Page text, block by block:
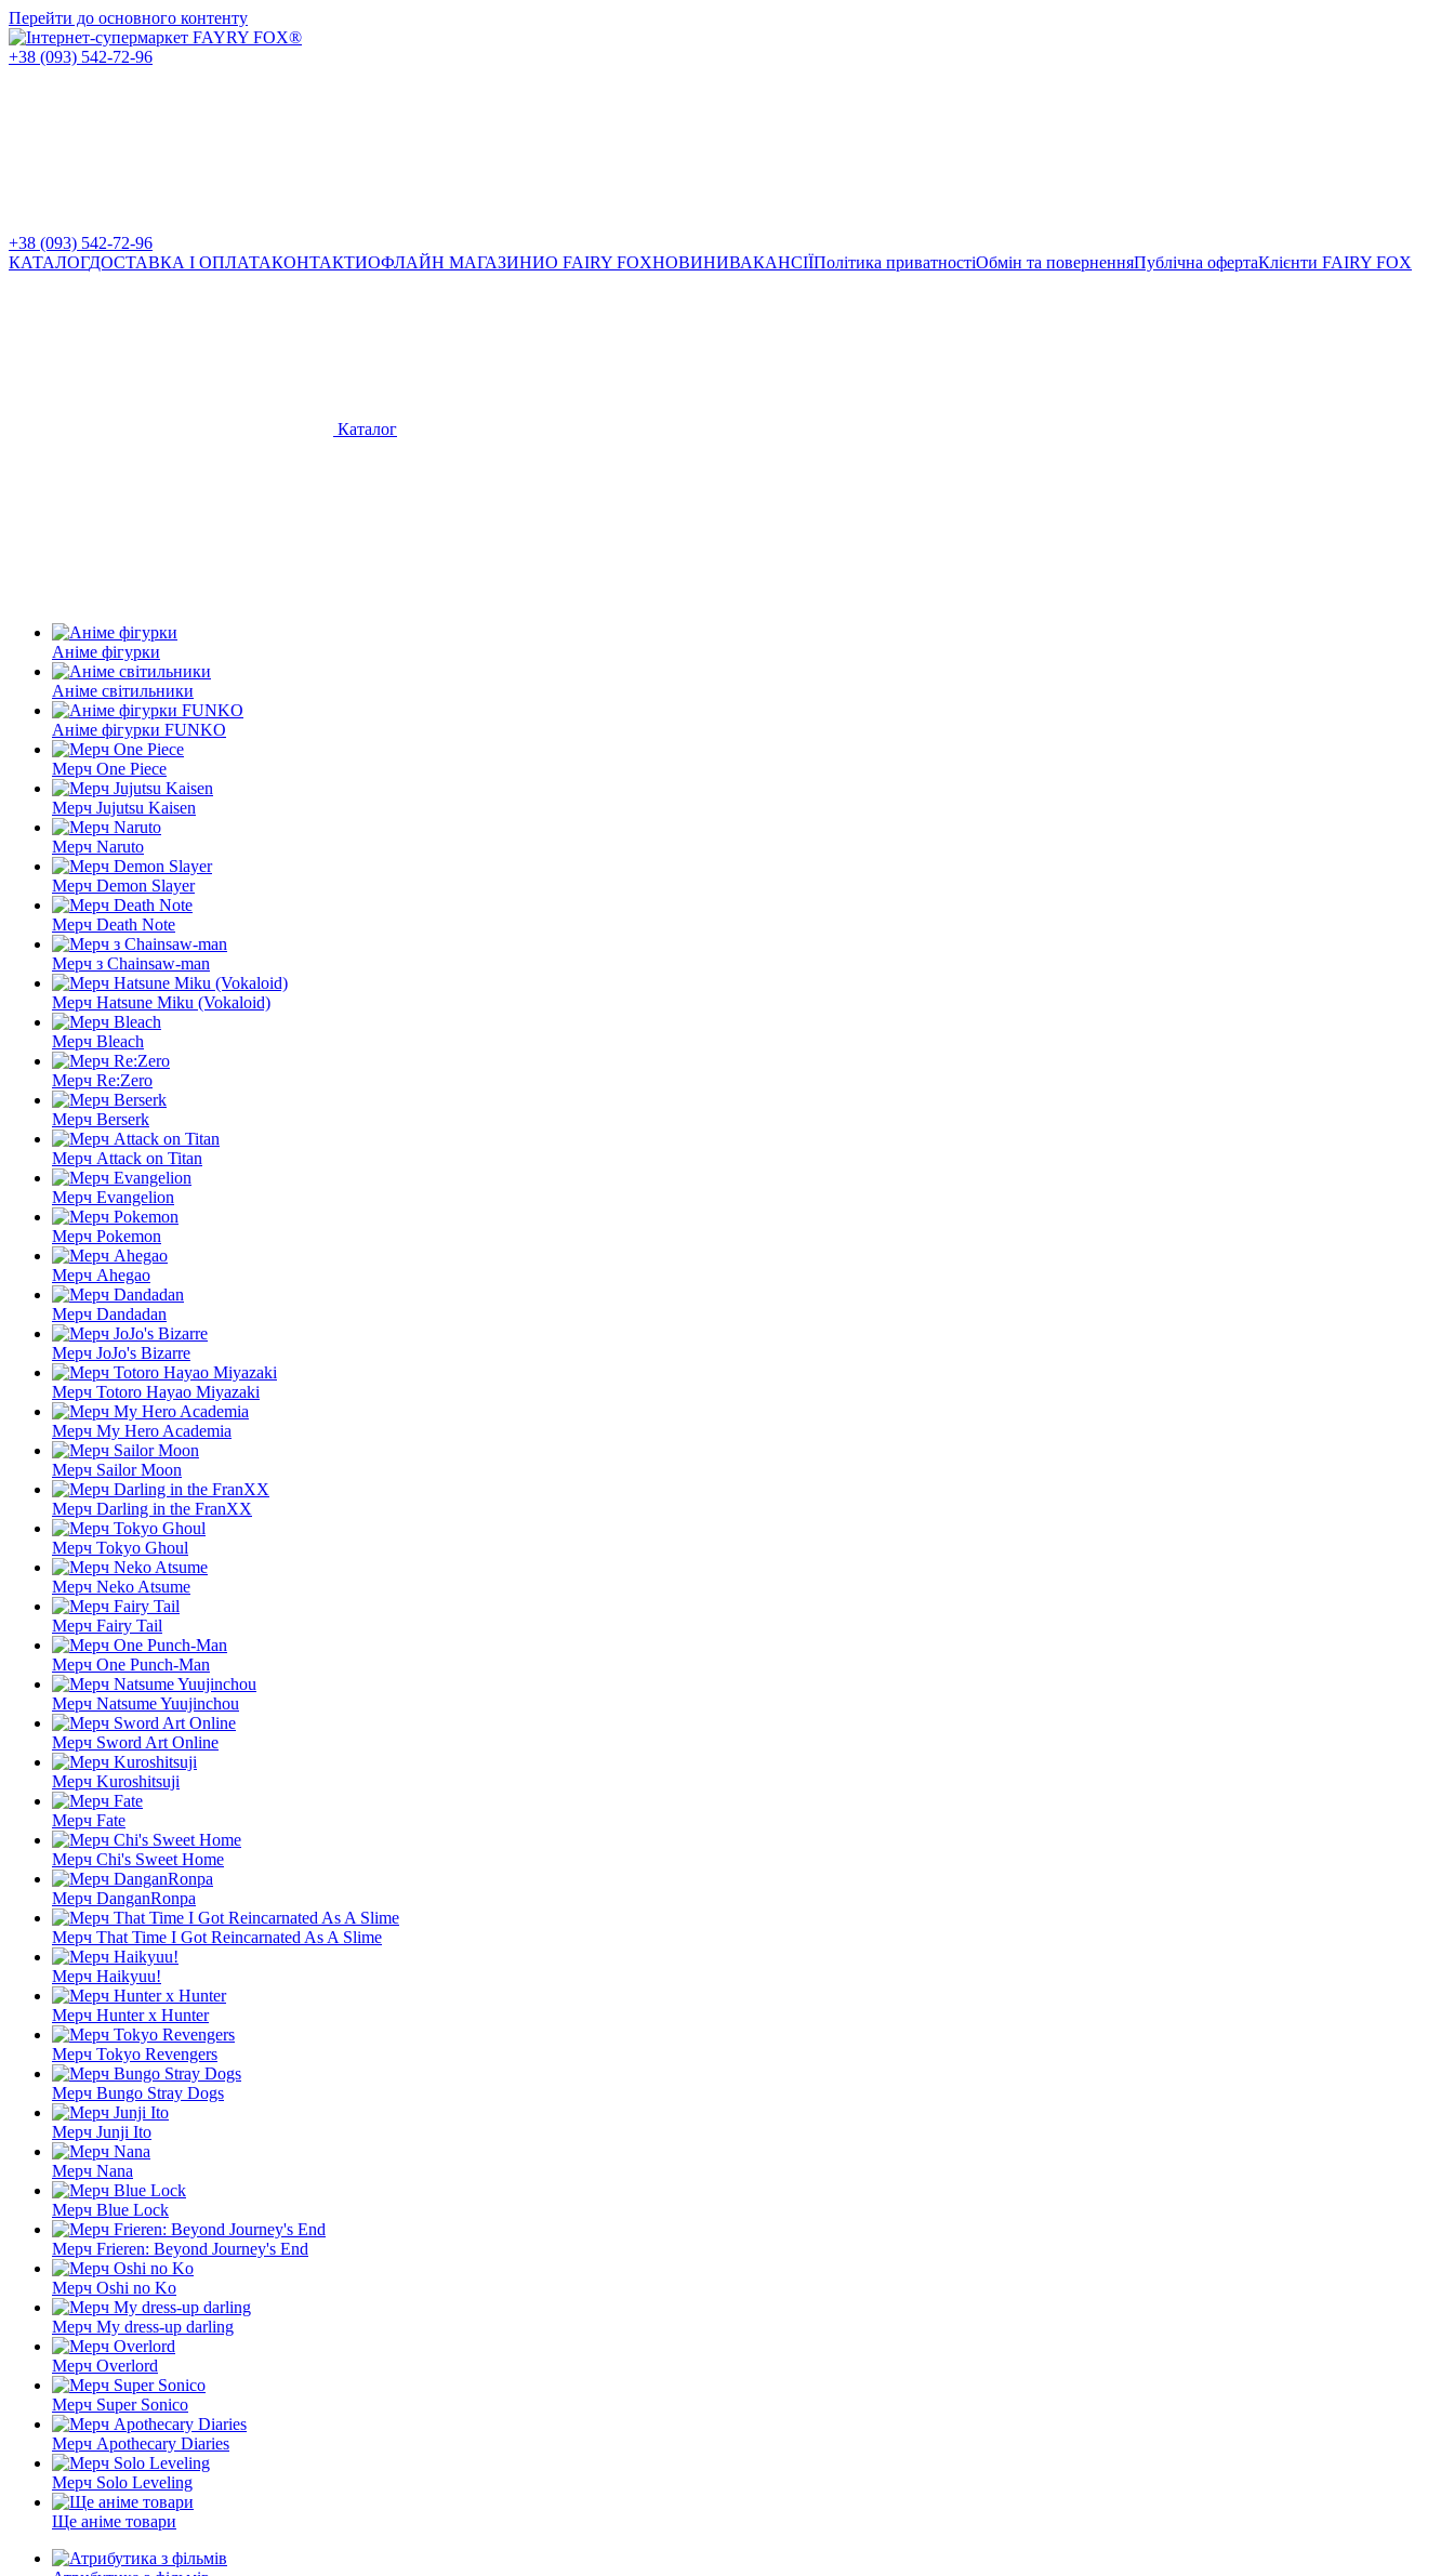
Перейти до основного контенту
+38 (093) 542-72-96
+38 (093) 542-72-96
КАТАЛОГДОСТАВКА І ОПЛАТАКОНТАКТИОФЛАЙН МАГАЗИНИО FAIRY FOXНОВИНИВАКАНСІЇПолітика приватностіОбмін та поверненняПублічна офертаКлієнти FAIRY FOX
Каталог
Аніме фігурки
Аніме світильники
Аніме фігурки FUNKO
Мерч One Piece
Мерч Jujutsu Kaisen
Мерч Naruto
Мерч Demon Slayer
Мерч Death Note
Мерч з Chainsaw-man
Мерч Hatsune Miku (Vokaloid)
Мерч Bleach
Мерч Re:Zero
Мерч Berserk
Мерч Attack on Titan
Мерч Evangelion
Мерч Pokemon
Мерч Ahegao
Мерч Dandadan
Мерч JoJo's Bizarre
Мерч Totoro Hayao Miyazaki
Мерч My Hero Academia
Мерч Sailor Moon
Мерч Darling in the FranXX
Мерч Tokyo Ghoul
Мерч Neko Atsume
Мерч Fairy Tail
Мерч One Punch-Man
Мерч Natsume Yuujinchou
Мерч Sword Art Online
Мерч Kuroshitsuji
Мерч Fate
Мерч Chi's Sweet Home
Мерч DanganRonpa
Мерч That Time I Got Reincarnated As A Slime
Мерч Haikyuu!
Мерч Hunter x Hunter
Мерч Tokyo Revengers
Мерч Bungo Stray Dogs
Мерч Junji Ito
Мерч Nana
Мерч Blue Lock
Мерч Frieren: Beyond Journey's End
Мерч Oshi no Ko
Мерч My dress-up darling
Мерч Overlord
Мерч Super Sonico
Мерч Apothecary Diaries
Мерч Solo Leveling
Ще аніме товари